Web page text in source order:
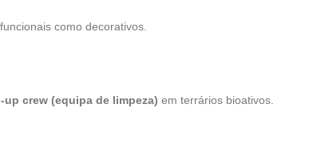
como decorativos.
up crew (equipa de limpeza) em terrários bioativos.